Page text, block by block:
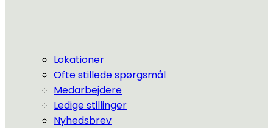
Lokationer
Ofte stillede spørgsmål
Medarbejdere
Ledige stillinger
Nyhedsbrev